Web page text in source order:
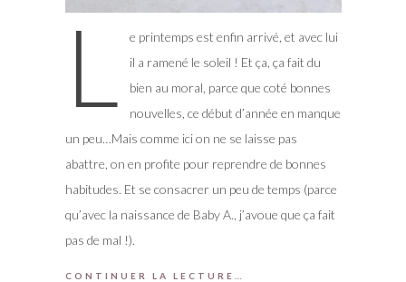
L
e printemps est enfin arrivé, et avec lui
il a ramené le soleil ! Et ça, ça fait du
bien au moral, parce que coté bonnes
nouvelles, ce début d’année en manque
un peu…Mais comme ici on ne se laisse pas
abattre, on en profite pour reprendre de bonnes
habitudes. Et se consacrer un peu de temps (parce
qu’avec la naissance de Baby A., j’avoue que ça fait
pas de mal !).
CONTINUER LA LECTURE…